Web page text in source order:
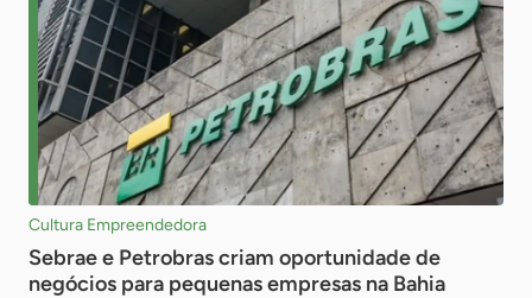
Cultura Empreendedora
Sebrae e Petrobras criam oportunidade de
negócios para pequenas empresas na Bahia